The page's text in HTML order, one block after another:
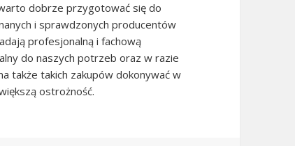
dobrze przygotować się do
i sprawdzonych producentów
profesjonalną i fachową
do naszych potrzeb oraz w razie
także takich zakupów dokonywać w
ostrożność.